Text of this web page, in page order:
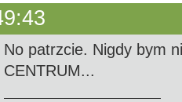
No patrzcie. Nigdy bym
CENTRUM...